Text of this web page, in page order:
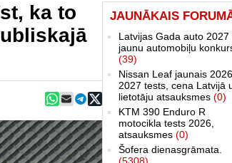
ka to
JAUNĀKAIS
Latvijas Gada auto 2027
jaunu automobiļu
(39)
Nissan Leaf jaunais
2027 tests, cena Latvijā
lietotāju atsauksmes (0)
KTM 390 Enduro R
motocikla tests 2026,
atsauksmes (0)
Šofera dienasgrāmata.
(5308)